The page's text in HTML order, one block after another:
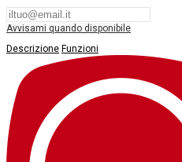
Avvisami quando disponibile
Descrizione Funzioni